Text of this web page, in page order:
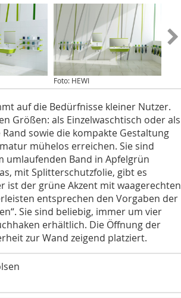
Foto: HEWI
auf die Bedürfnisse kleiner Nutzer.
Größen: als Einzelwaschtisch oder als
sowie die kompakte Gestaltung
mühelos erreichen. Sie sind
umlaufenden Band in Apfelgrün
mit Splitterschutzfolie, gibt es
ist der grüne Akzent mit waagerechten
entsprechen den Vorgaben der
Sie sind beliebig, immer um vier
erhältlich. Die Öffnung der
zur Wand zeigend platziert.